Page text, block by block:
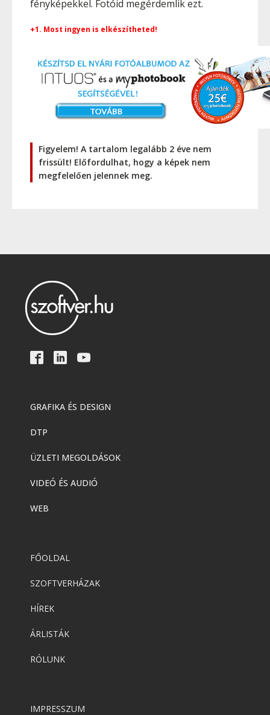
fényképekkel. Fotóid megérdemlik ezt.
+1. Most ingyen is elkészítheted!
Figyelem! A tartalom legalább 2 éve nem
frissült! Előfordulhat, hogy a képek nem
megfelelően jelennek meg.
GRAFIKA ÉS DESIGN
DTP
ÜZLETI MEGOLDÁSOK
VIDEÓ ÉS AUDIÓ
WEB
FŐOLDAL
SZOFTVERHÁZAK
HÍREK
ÁRLISTÁK
RÓLUNK
IMPRESSZUM